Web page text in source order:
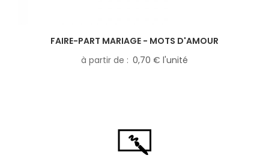
FAIRE-PART MARIAGE - MOTS D'AMOUR
à partir de
0,70 € l'unité